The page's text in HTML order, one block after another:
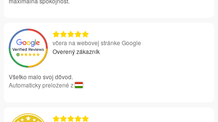
včera na webovej stránke Google
Overený zákazník
Všetko malo svoj dôvod.
Automaticky preložené z